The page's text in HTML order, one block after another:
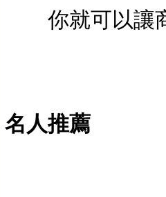
你就可以讓
名人推薦